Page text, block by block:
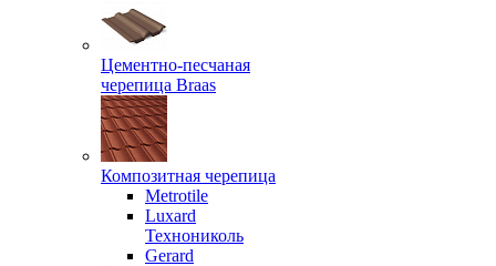
Цементно-песчаная
черепица Braas
Композитная черепица
Metrotile
Luxard
Технониколь
Gerard